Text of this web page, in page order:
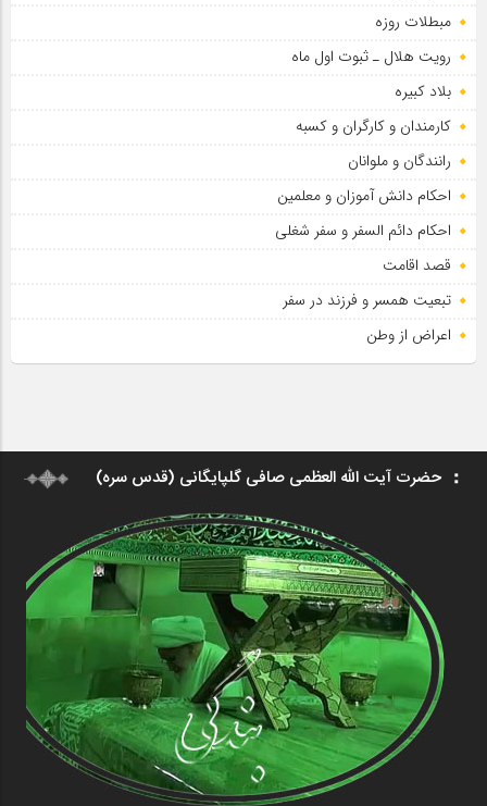
مبطلات روزه
رویت هلال ـ ثبوت اول ماه
بلاد کبیره
کارمندان و کارگران و کسبه
رانندگان و ملوانان
احکام دانش آموزان و معلمین
احکام دائم السفر و سفر شغلی
قصد اقامت
تبعیت همسر و فرزند در سفر
اعراض از وطن
حضرت آیت الله العظمی صافی گلپایگانی (قدس سره)